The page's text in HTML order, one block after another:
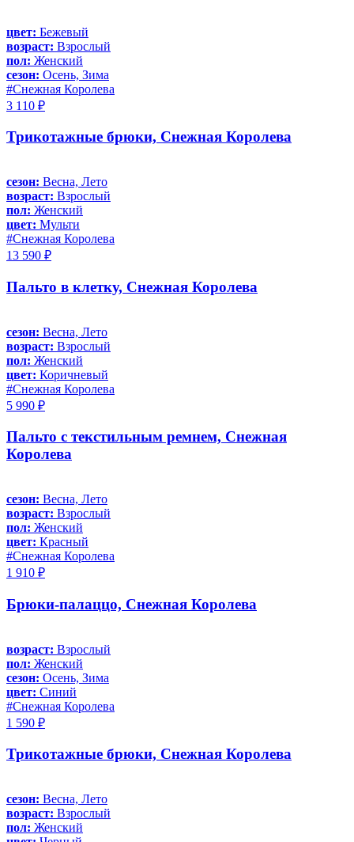
цвет: Бежевый
возраст: Взрослый
пол: Женский
сезон: Осень, Зима
#Снежная Королева
3 110 ₽
Трикотажные брюки, Снежная Королева
сезон: Весна, Лето
возраст: Взрослый
пол: Женский
цвет: Мульти
#Снежная Королева
13 590 ₽
Пальто в клетку, Снежная Королева
сезон: Весна, Лето
возраст: Взрослый
пол: Женский
цвет: Коричневый
#Снежная Королева
5 990 ₽
Пальто с текстильным ремнем, Снежная
Королева
сезон: Весна, Лето
возраст: Взрослый
пол: Женский
цвет: Красный
#Снежная Королева
1 910 ₽
Брюки-палаццо, Снежная Королева
возраст: Взрослый
пол: Женский
сезон: Осень, Зима
цвет: Синий
#Снежная Королева
1 590 ₽
Трикотажные брюки, Снежная Королева
сезон: Весна, Лето
возраст: Взрослый
пол: Женский